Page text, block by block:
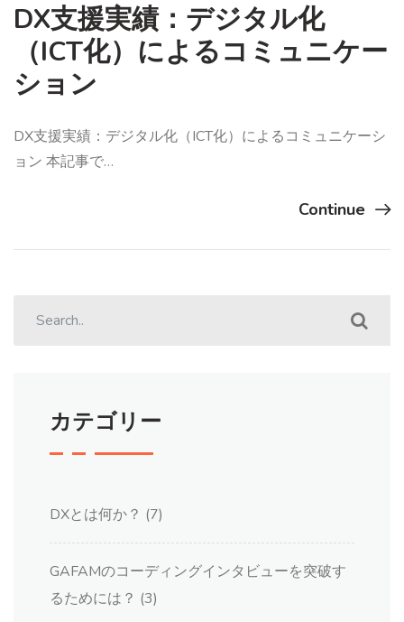
DX支援実績：デジタル化
（ICT化）によるコミュニケー
ション
DX支援実績：デジタル化（ICT化）によるコミュニケーシ
ョン 本記事で…
Continue
カテゴリー
DXとは何か？ (7)
GAFAMのコーディングインタビューを突破す
るためには？ (3)